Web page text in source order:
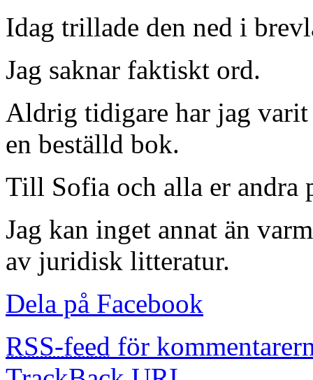
Idag trillade den ned i
Jag saknar faktiskt ord.
Aldrig tidigare har jag varit
en beställd bok.
Till Sofia och alla er andra
Jag kan inget annat än
av juridisk litteratur.
Dela på Facebook
RSS-feed för